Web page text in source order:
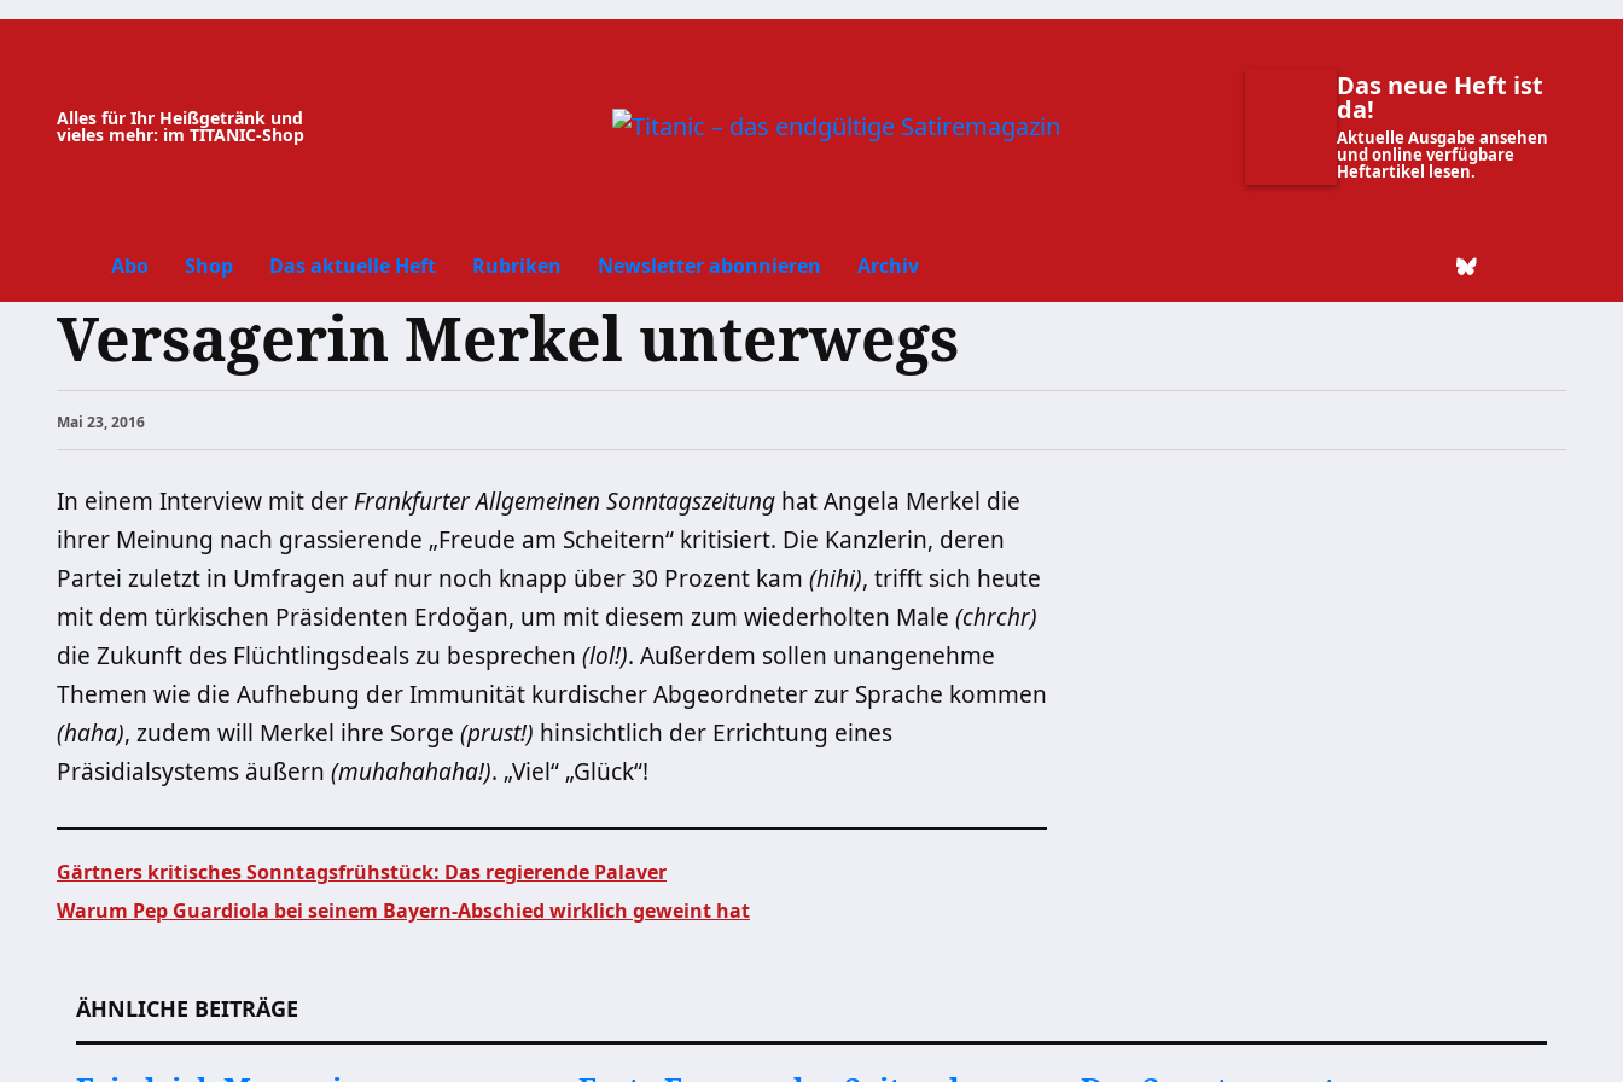
Zum
Alles für Ihr Heißgetränk und
vieles mehr: im TITANIC-Shop
Das neue Heft ist
da!
Aktuelle Ausgabe ansehen
und online verfügbare
Heftartikel lesen.
Abo Shop Das aktuelle Heft Rubriken Newsletter abonnieren Archiv
Versagerin Merkel unterwegs
Mai 23, 2016
In einem Interview mit derFrankfurter Allgemeinen Sonntagszeitung hat Angela Merkel die
ihrer Meinung nach grassierende „Freude am Scheitern“ kritisiert. Die Kanzlerin, deren
Partei zuletzt in Umfragen auf nur noch knapp über 30 Prozent kam (hihi), trifft sich heute
mit dem türkischen Präsidenten Erdoğan, um mit diesem zum wiederholten Male (chrchr)
die Zukunft des Flüchtlingsdeals zu besprechen (lol!). Außerdem sollen unangenehme
Themen wie die Aufhebung der Immunität kurdischer Abgeordneter zur Sprache kommen
(haha), zudem will Merkel ihre Sorge (prust!) hinsichtlich der Errichtung eines
Präsidialsystems äußern (muhahahaha!). „Viel“ „Glück“!
Gärtners kritisches Sonntagsfrühstück: Das regierende Palaver
Warum Pep Guardiola bei seinem Bayern-Abschied wirklich geweint hat
ÄHNLICHE BEITRÄGE